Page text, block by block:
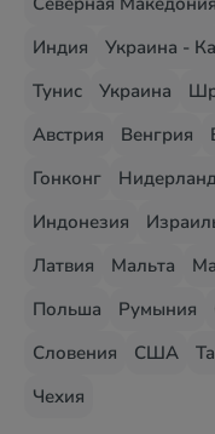
Индия
Украина -
Тунис
Украина
Австрия
Венгрия
Гонконг
Индонезия
Латвия
Мальта
Польша
Румыния
Словения
США
Чехия